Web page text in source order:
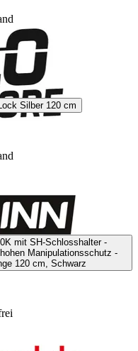
Silber 120 cm
mit SH-Schlosshalter -
Manipulationsschutz -
120 cm, Schwarz